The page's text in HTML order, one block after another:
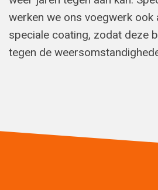
werken we ons voegwerk ook
speciale coating, zodat deze
tegen de